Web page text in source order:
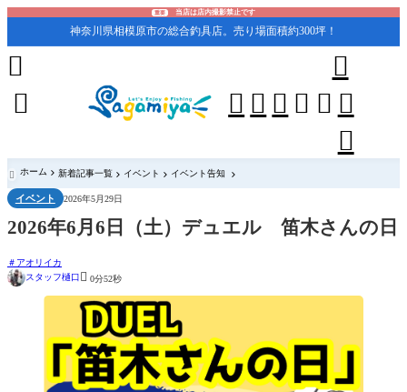
重要 当店は店内撮影禁止です
神奈川県相模原市の総合釣具店。売り場面積約300坪！
    





 ホーム 新着記事一覧 イベント イベント告知
イベント 2026年5月29日
2026年6月6日（土）デュエル 笛木さんの日
アオリイカ
スタッフ樋口 0分52秒